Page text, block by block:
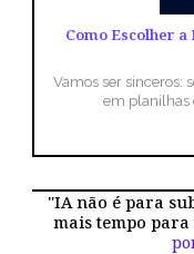
Como Escolher
Vamos ser sinceros:
em planilhas
"IA não é para
mais tempo